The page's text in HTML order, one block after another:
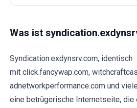
Was ist
Syndication.exdynsrv.com, identisch
mit click.fancywap.com,
adnetworkperformance.com und
eine betrügerische Internetseite, die